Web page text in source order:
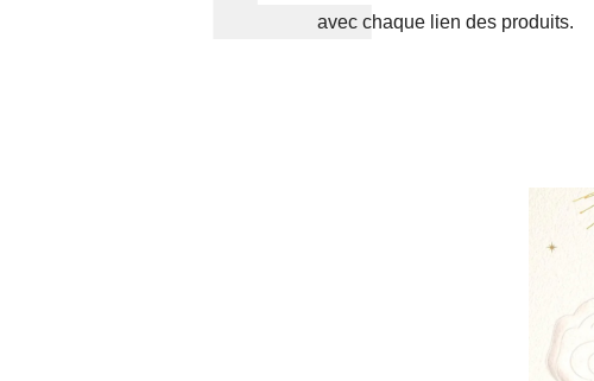
avec chaque lien des produits.